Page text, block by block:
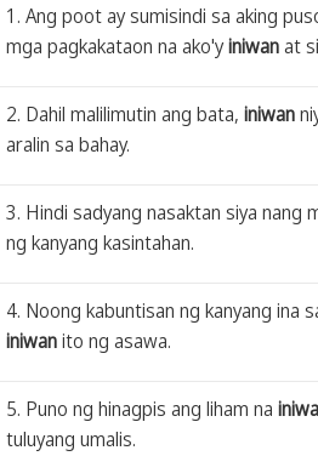
1. Ang poot ay sumisindi sa aking
mga pagkakataon na ako'yiniwanat
2. Dahil malilimutin ang bata, iniwan
aralin sa bahay.
3. Hindi sadyang nasaktan siya nang
ng kanyang kasintahan.
4. Noong kabuntisan ng kanyang ina
iniwanito ng asawa.
5. Puno ng hinagpis ang liham na
tuluyang umalis.